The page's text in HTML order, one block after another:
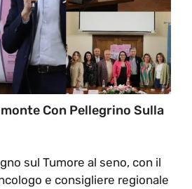
Con Pellegrino Sulla
sul Tumore al seno, con il
e consigliere regionale